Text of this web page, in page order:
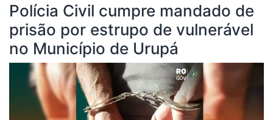
Polícia Civil cumpre mandado de
prisão por estrupo de vulnerável
no Município de Urupá